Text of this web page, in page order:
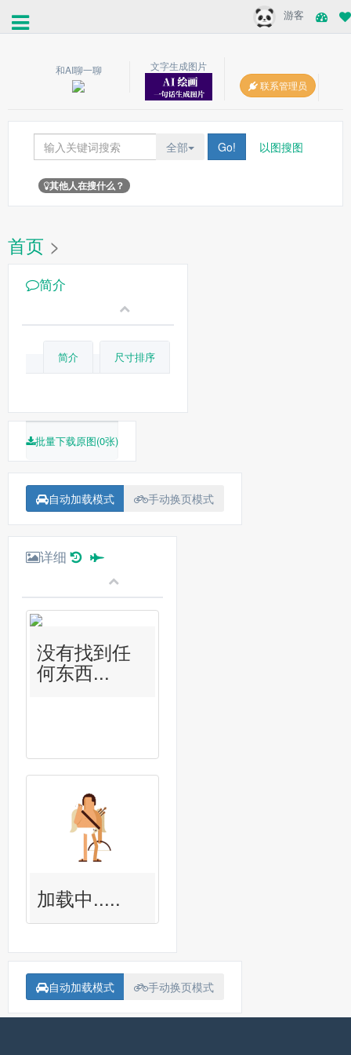
游客
和AI聊一聊
文字生成图片
联系管理员
全部 Go! 以图搜图
其他人在搜什么？
首页 >
简介
简介 尺寸排序
批量下载原图(0张)
自动加载模式 手动换页模式
详细
没有找到任
何东西...
加载中.....
自动加载模式 手动换页模式